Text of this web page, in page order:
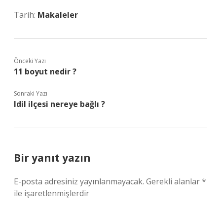
Tarih: Makaleler
Önceki Yazı
11 boyut nedir ?
Sonraki Yazı
Idil ilçesi nereye bağlı ?
Bir yanıt yazın
E-posta adresiniz yayınlanmayacak. Gerekli alanlar*
ile işaretlenmişlerdir